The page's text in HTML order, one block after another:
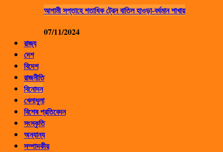
আগামী সপ্তাহে শতাধিক ট্রেন বাতিল হাওড়া-বর্ধমান শাখায়
07/11/2024
রাজ্য
দেশ
বিদেশ
রাজনীতি
বিনোদন
খেলাধুলা
বিশেষ প্রতিবেদন
সংস্কৃতি
অন্যান্য
সম্পাদকীয়